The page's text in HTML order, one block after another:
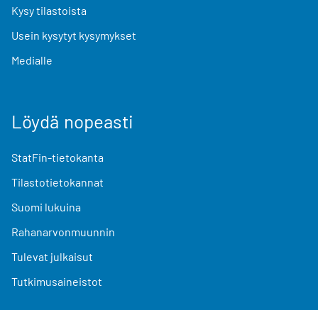
Kysy tilastoista
Usein kysytyt kysymykset
Medialle
Löydä nopeasti
StatFin-tietokanta
Tilastotietokannat
Suomi lukuina
Rahanarvonmuunnin
Tulevat julkaisut
Tutkimusaineistot